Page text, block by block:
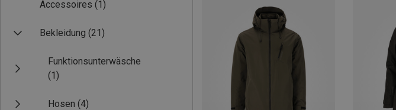
Accessoires (1)
Bekleidung (21)
Funktionsunterwäsche
(1)
Hosen (4)